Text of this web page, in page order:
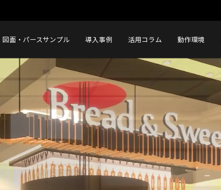
図面・パースサンプル 導入事例 活用コラム 動作環境